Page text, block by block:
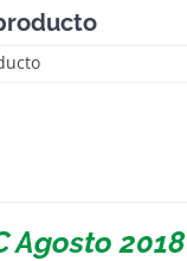
Agosto 2018